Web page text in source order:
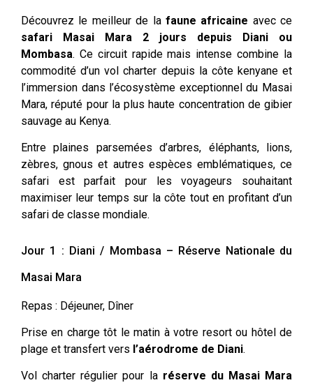
Découvrez le meilleur de la faune africaine avec ce
safari Masai Mara 2 jours depuis Diani ou
Mombasa. Ce circuit rapide mais intense combine la
commodité d’un vol charter depuis la côte kenyane et
l’immersion dans l’écosystème exceptionnel du Masai
Mara, réputé pour la plus haute concentration de gibier
sauvage au Kenya.
Entre plaines parsemées d’arbres, éléphants, lions,
zèbres, gnous et autres espèces emblématiques, ce
safari est parfait pour les voyageurs souhaitant
maximiser leur temps sur la côte tout en profitant d’un
safari de classe mondiale.
Jour 1 : Diani / Mombasa – Réserve Nationale du
Masai Mara
Repas : Déjeuner, Dîner
Prise en charge tôt le matin à votre resort ou hôtel de
plage et transfert vers l’aérodrome de Diani.
Vol charter régulier pour la réserve du Masai Mara